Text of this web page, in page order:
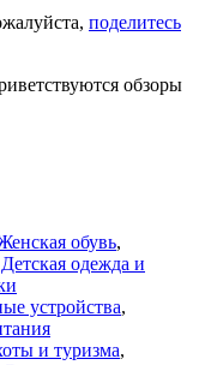
поделитесь
обзоры
обувь,
Детская одежда и
устройства,
и туризма,